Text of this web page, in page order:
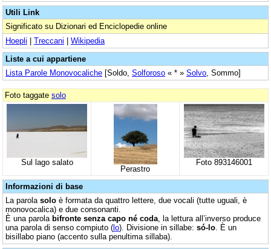
Utili Link
Significato su Dizionari ed Enciclopedie online
Hoepli | Treccani | Wikipedia
Liste a cui appartiene
Lista Parole Monovocaliche [Soldo, Solforoso « * » Solvo , Sommo]
Foto taggate solo
Sul lago salato
Perastro
Foto 893146001
Informazioni di base
La parola solo è formata da quattro lettere, due vocali (tutte uguali, è
monovocalica) e due consonanti.
È una parola bifronte senza capo né coda , la lettura all’inverso produce
una parola di senso compiuto (lo). Divisione in sillabe: só-lo . È un
bisillabo piano (accento sulla penultima sillaba).